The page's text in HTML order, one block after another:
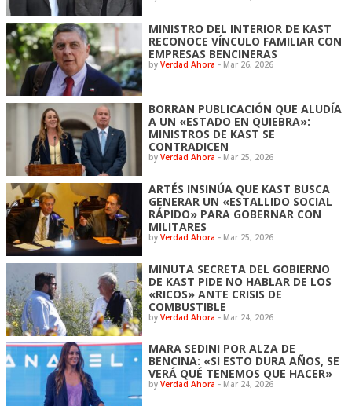
MINISTRO DEL INTERIOR DE KAST
RECONOCE VÍNCULO FAMILIAR CON
EMPRESAS BENCINERAS
byVerdad Ahora - Mar 26, 2026
BORRAN PUBLICACIÓN QUE ALUDÍA
A UN «ESTADO EN QUIEBRA»:
MINISTROS DE KAST SE
CONTRADICEN
byVerdad Ahora - Mar 25, 2026
ARTÉS INSINÚA QUE KAST BUSCA
GENERAR UN «ESTALLIDO SOCIAL
RÁPIDO» PARA GOBERNAR CON
MILITARES
byVerdad Ahora - Mar 25, 2026
MINUTA SECRETA DEL GOBIERNO
DE KAST PIDE NO HABLAR DE LOS
«RICOS» ANTE CRISIS DE
COMBUSTIBLE
byVerdad Ahora - Mar 24, 2026
MARA SEDINI POR ALZA DE
BENCINA: «SI ESTO DURA AÑOS, SE
VERÁ QUÉ TENEMOS QUE HACER»
byVerdad Ahora - Mar 24, 2026